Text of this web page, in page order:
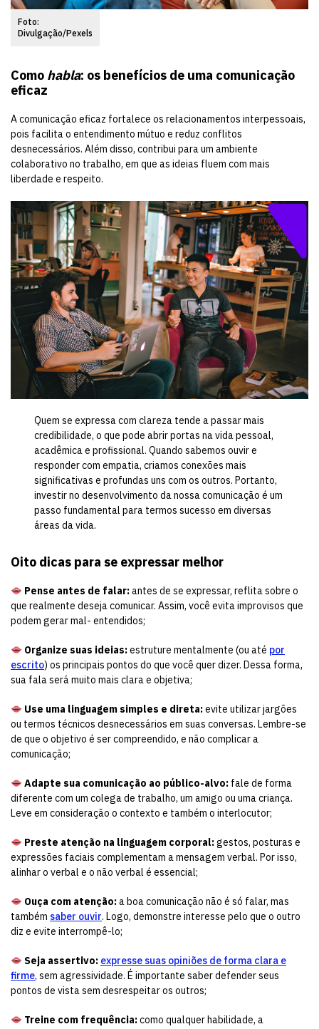
Foto:
Divulgação/Pexels
Como habla: os benefícios de uma comunicação
eficaz
A comunicação eficaz fortalece os relacionamentos interpessoais,
pois facilita o entendimento mútuo e reduz conflitos
desnecessários. Além disso, contribui para um ambiente
colaborativo no trabalho, em que as ideias fluem com mais
liberdade e respeito.
Quem se expressa com clareza tende a passar mais
credibilidade, o que pode abrir portas na vida pessoal,
acadêmica e profissional. Quando sabemos ouvir e
responder com empatia, criamos conexões mais
significativas e profundas uns com os outros. Portanto,
investir no desenvolvimento da nossa comunicação é um
passo fundamental para termos sucesso em diversas
áreas da vida.
Oito dicas para se expressar melhor
Pense antes de falar:antes de se expressar, reflita sobre o
que realmente deseja comunicar. Assim, você evita improvisos que
podem gerar mal- entendidos;
Organize suas ideias:estruture mentalmente (ou até por
escrito) os principais pontos do que você quer dizer. Dessa forma,
sua fala será muito mais clara e objetiva;
Use uma linguagem simples e direta:evite utilizar jargões
ou termos técnicos desnecessários em suas conversas. Lembre-se
de que o objetivo é ser compreendido, e não complicar a
comunicação;
Adapte sua comunicação ao público-alvo: fale de forma
diferente com um colega de trabalho, um amigo ou uma criança.
Leve em consideração o contexto e também o interlocutor;
Preste atenção na linguagem corporal:gestos, posturas e
expressões faciais complementam a mensagem verbal. Por isso,
alinhar o verbal e o não verbal é essencial;
Ouça com atenção:a boa comunicação não é só falar, mas
também saber ouvir. Logo, demonstre interesse pelo que o outro
diz e evite interrompê-lo;
Seja assertivo: expresse suas opiniões de forma clara e
firme, sem agressividade. É importante saber defender seus
pontos de vista sem desrespeitar os outros;
Treine com frequência:como qualquer habilidade, a